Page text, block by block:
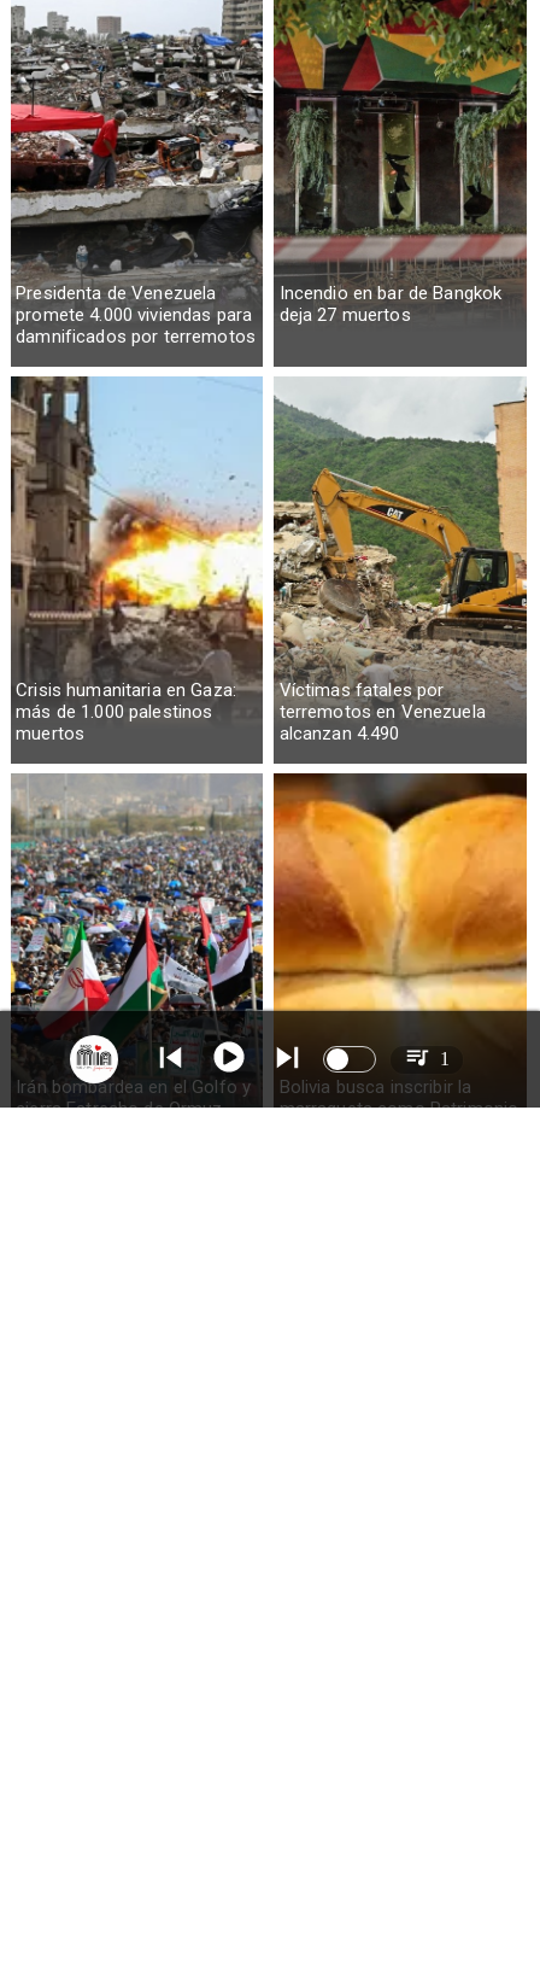
Presidenta de Venezuela
promete 4.000 viviendas para
damnificados por terremotos
Incendio en bar de Bangkok
deja 27 muertos
Crisis humanitaria en Gaza:
más de 1.000 palestinos
muertos
Víctimas fatales por
terremotos en Venezuela
alcanzan 4.490
Irán bombardea en el Golfo y
cierra Estrecho de Ormuz
Bolivia busca inscribir la
marraqueta como Patrimonio
1